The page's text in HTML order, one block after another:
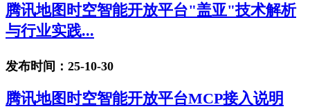
腾讯地图时空智能开放平台"盖亚"技术解析
与行业实践...
发布时间：25-10-30
腾讯地图时空智能开放平台MCP接入说明